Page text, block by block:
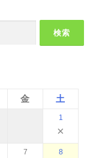
金 土
1
×
7 8